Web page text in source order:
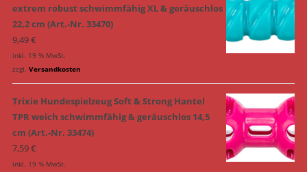
extrem robust schwimmfähig XL & geräuschlos
22,2 cm (Art.-Nr. 33470)
9,49€
inkl. 19 % MwSt.
zzgl. Versandkosten
Trixie Hundespielzeug Soft & Strong Hantel
TPR weich schwimmfähig & geräuschlos 14,5
cm (Art.-Nr. 33474)
7,59€
inkl. 19 % MwSt.